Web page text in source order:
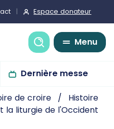
Espace donateur
Recherche
Menu
Dernière messe
de croire
Histoire
la liturgie de l'Occident